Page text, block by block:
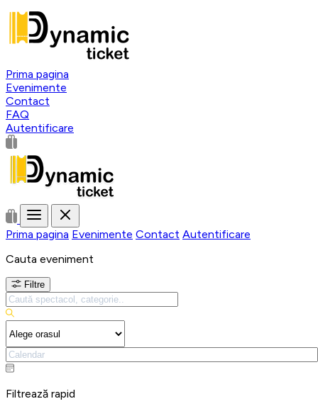
Prima pagina
Evenimente
Contact
FAQ
Autentificare
Prima pagina Evenimente Contact Autentificare
Cauta eveniment
Filtre
Filtrează rapid